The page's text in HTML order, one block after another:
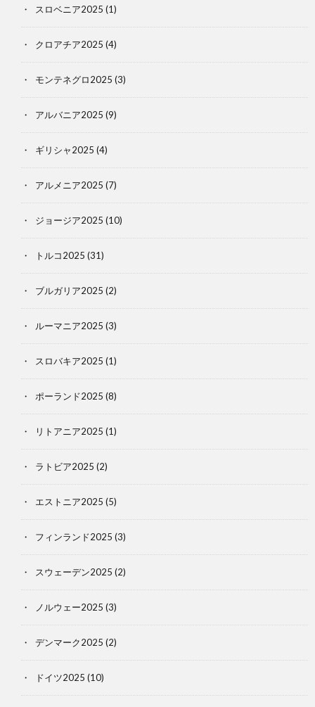
スロベニア2025 (1)
クロアチア2025 (4)
モンテネグロ2025 (3)
アルバニア2025 (9)
ギリシャ2025 (4)
アルメニア2025 (7)
ジョージア2025 (10)
トルコ2025 (31)
ブルガリア2025 (2)
ルーマニア2025 (3)
スロバキア2025 (1)
ポーランド2025 (8)
リトアニア2025 (1)
ラトビア2025 (2)
エストニア2025 (5)
フィンランド2025 (3)
スウェーデン2025 (2)
ノルウェー2025 (3)
デンマーク2025 (2)
ドイツ2025 (10)